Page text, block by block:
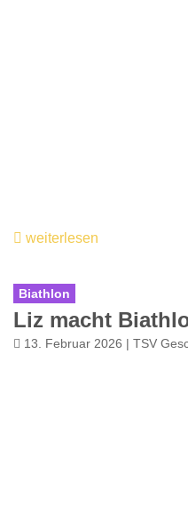
weiterlesen
Biathlon
Liz macht
13. Februar 2026 | TSV